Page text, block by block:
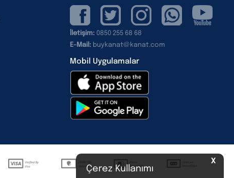
X
Çerez Kullanımı
İletişim: 0850 255 68 68
E-Mail: buykanat@kanat.com
Mobil Uygulamalar